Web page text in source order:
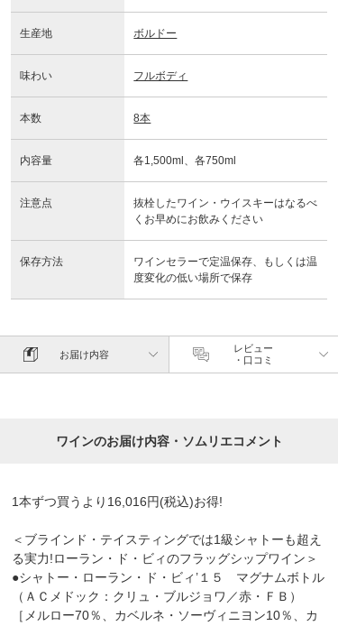
生産地 ボルドー
味わい フルボディ
本数 8本
内容量 各1,500ml、各750ml
注意点
抜栓したワイン・ウイスキーはなるべ
くお早めにお飲みください
保存方法
ワインセラーで定温保存、もしくは温
度変化の低い場所で保存
お届け内容
レビュー
・口コミ
ワインのお届け内容・ソムリエコメント
1本ずつ買うより16,016円(税込)お得!
＜ブラインド・テイスティングでは1級シャトーも超え
る実力!ローラン・ド・ビィのフラッグシップワイン＞
●シャトー・ローラン・ド・ビィ’１５ マグナムボトル
（ＡＣメドック：クリュ・ブルジョワ／赤・ＦＢ）
［メルロー70％、カベルネ・ソーヴィニヨン10％、カ